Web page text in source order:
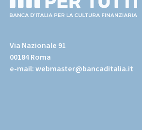
page)
Via Nazionale 91
00184 Roma
e-mail:webmaster@bancaditalia.it